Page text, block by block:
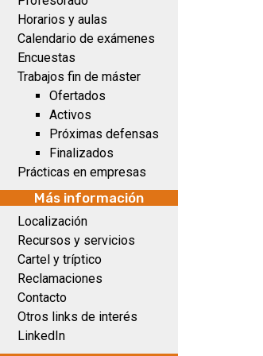
Horarios y aulas
Calendario de exámenes
Encuestas
Trabajos fin de máster
Ofertados
Activos
Próximas defensas
Finalizados
Prácticas en empresas
Más información
Localización
Recursos y servicios
Cartel y tríptico
Reclamaciones
Contacto
Otros links de interés
LinkedIn